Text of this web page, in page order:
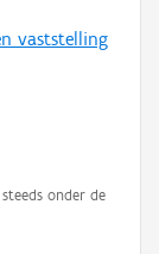
vaststelling
onder de